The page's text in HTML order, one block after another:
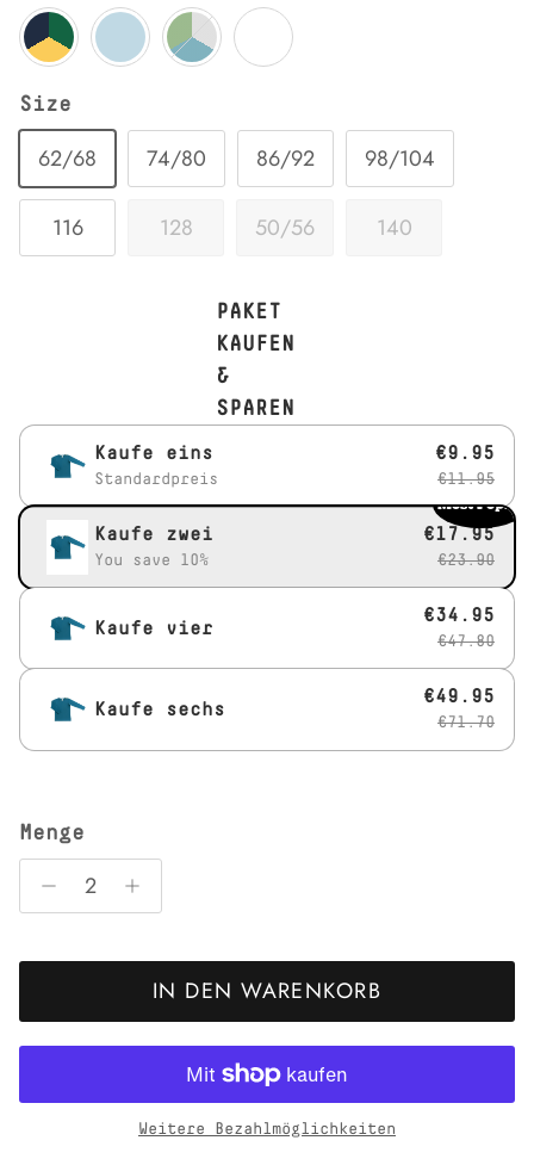
Wiese TaubenblauHellgrau-Ozeanblau-Moosgrün
Donaublau-Lapis
Size
62/68 74/80 86/92 98/104
116 128 50/56 140
PAKET
KAUFEN
&
SPAREN
Kaufe eins
Standardpreis
€9.95
€11.95
Most Popular
Kaufe zwei
You save 10%
€17.95
€23.90
Kaufe vier
€34.95
€47.80
Kaufe sechs
€49.95
€71.70
Menge
IN DEN WARENKORB
Weitere Bezahlmöglichkeiten